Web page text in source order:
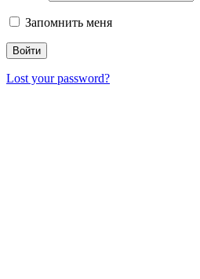
Запомнить меня
Lost your password?